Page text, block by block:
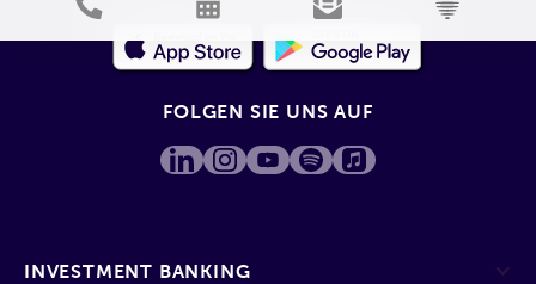
INVESTMENT BANKING
FOLGEN SIE UNS AUF